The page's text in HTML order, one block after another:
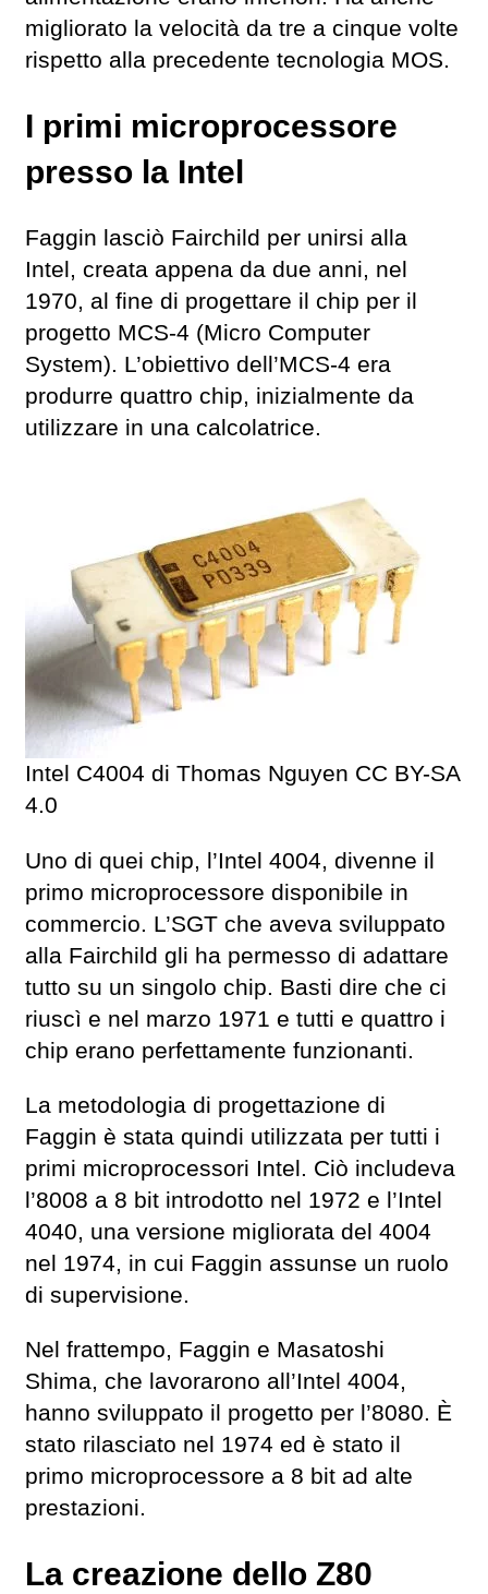
migliorato la velocità da tre a cinque volte
rispetto alla precedente tecnologia MOS.
I primi microprocessore
presso la Intel
Faggin lasciò Fairchild per unirsi alla
Intel, creata appena da due anni, nel
1970, al fine di progettare il chip per il
progetto MCS-4 (Micro Computer
System). L’obiettivo dell’MCS-4 era
produrre quattro chip, inizialmente da
utilizzare in una calcolatrice.
Intel C4004 di Thomas Nguyen CC BY-SA
4.0
Uno di quei chip, l’Intel 4004, divenne il
primo microprocessore disponibile in
commercio. L’SGT che aveva sviluppato
alla Fairchild gli ha permesso di adattare
tutto su un singolo chip. Basti dire che ci
riuscì e nel marzo 1971 e tutti e quattro i
chip erano perfettamente funzionanti.
La metodologia di progettazione di
Faggin è stata quindi utilizzata per tutti i
primi microprocessori Intel. Ciò includeva
l’8008 a 8 bit introdotto nel 1972 e l’Intel
4040, una versione migliorata del 4004
nel 1974, in cui Faggin assunse un ruolo
di supervisione.
Nel frattempo, Faggin e Masatoshi
Shima, che lavorarono all’Intel 4004,
hanno sviluppato il progetto per l’8080. È
stato rilasciato nel 1974 ed è stato il
primo microprocessore a 8 bit ad alte
prestazioni.
La creazione dello Z80